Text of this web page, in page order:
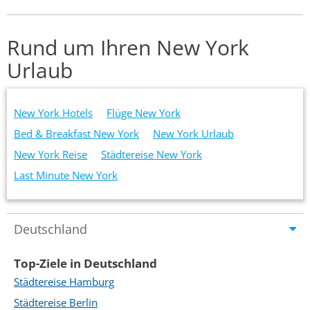
Rund um Ihren New York
Urlaub
New York Hotels
Flüge New York
Bed & Breakfast New York
New York Urlaub
New York Reise
Städtereise New York
Last Minute New York
Deutschland
Top-Ziele in Deutschland
Städtereise Hamburg
Städtereise Berlin